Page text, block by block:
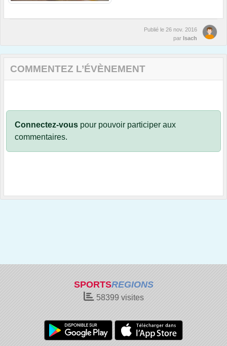
Publié le 26 nov. 2016
par Isach
COMMENTEZ L’ÉVÈNEMENT
Connectez-vous pour pouvoir participer aux
commentaires.
SPORTSREGIONS
58399 visites